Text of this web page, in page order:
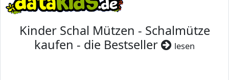
Kinder Schal Mützen - Schalmütze
kaufen - die Bestseller
lesen